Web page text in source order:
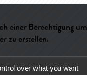
einer Berechtigung um
zu erstellen.
-CGU-Über uns-
over what you want